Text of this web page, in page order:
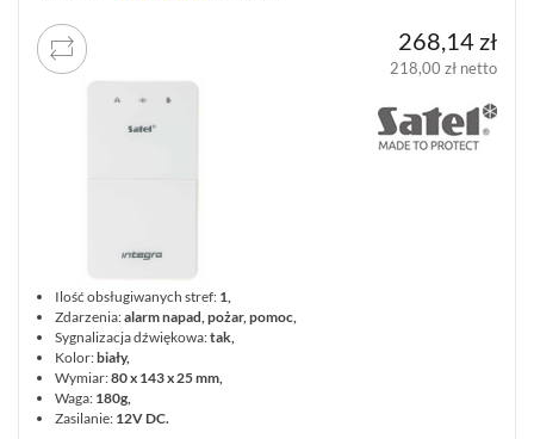
(4)
AKCESORIA
DOMOFONY
KONTROLA
DOSTĘPU
INTELIGENTNY
BUDYNEK
268,14 zł
218,00 zł netto
Ilość obsługiwanych stref: 1,
Zdarzenia:alarm napad, pożar, pomoc,
Sygnalizacja dźwiękowa:tak,
Kolor:biały,
Wymiar:80 x 143 x 25 mm,
Waga: 180g,
Zasilanie: 12V DC.